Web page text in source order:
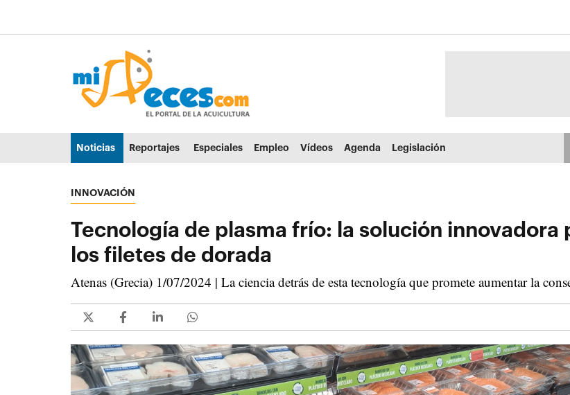
Ir al menú principal (alt + u)
Noticias Reportajes Especiales Empleo Vídeos Agenda Legislación
INNOVACIÓN
Tecnología de plasma frío: la solución innovadora
los filetes de dorada
Atenas (Grecia) 1/07/2024 | La ciencia detrás de esta tecnología que promete aumentar la